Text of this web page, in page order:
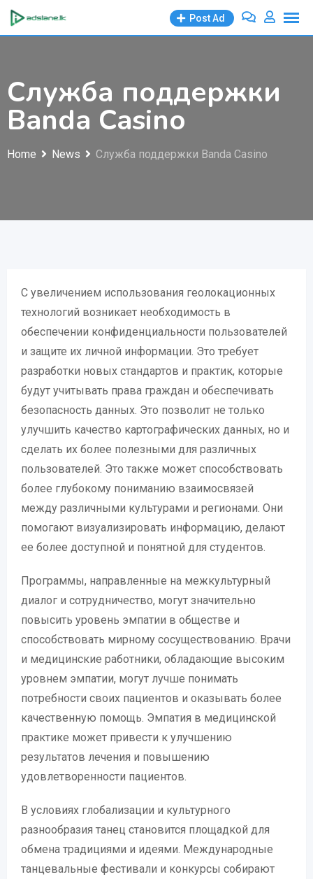
Skip
Post Ad
Служба поддержки
Banda Casino
Home News Служба поддержки Banda Casino
С увеличением использования геолокационных
технологий возникает необходимость в
обеспечении конфиденциальности пользователей
и защите их личной информации. Это требует
разработки новых стандартов и практик, которые
будут учитывать права граждан и обеспечивать
безопасность данных. Это позволит не только
улучшить качество картографических данных, но и
сделать их более полезными для различных
пользователей. Это также может способствовать
более глубокому пониманию взаимосвязей
между различными культурами и регионами. Они
помогают визуализировать информацию, делают
ее более доступной и понятной для студентов.
Программы, направленные на межкультурный
диалог и сотрудничество, могут значительно
повысить уровень эмпатии в обществе и
способствовать мирному сосуществованию. Врачи
и медицинские работники, обладающие высоким
уровнем эмпатии, могут лучше понимать
потребности своих пациентов и оказывать более
качественную помощь. Эмпатия в медицинской
практике может привести к улучшению
результатов лечения и повышению
удовлетворенности пациентов.
В условиях глобализации и культурного
разнообразия танец становится площадкой для
обмена традициями и идеями. Международные
танцевальные фестивали и конкурсы собирают